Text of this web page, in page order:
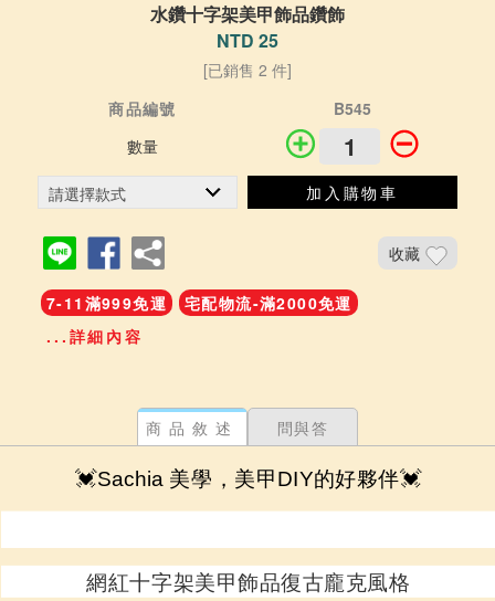
水鑽十字架美甲飾品鑽飾
NTD 25
[已銷售 2 件]
商品編號
B545
數量
加入購物車
收藏
7-11滿999免運
宅配物流-滿2000免運
...詳細內容
商品敘述 問與答